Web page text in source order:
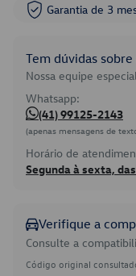
Garantia de 3
Tem dúvidas
Nossa equipe
Whatsapp:
(41) 99125-2143
(apenas mensagens de
Horário de
Segunda à sexta,
Verifique a
Consulte a
Código original